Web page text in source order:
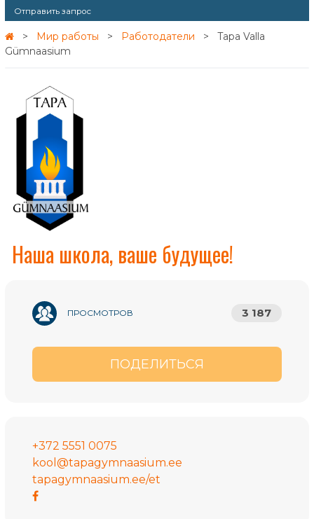
Отправить запрос
Мир работы Работодатели
Tapa Valla
Gümnaasium
Наша школа, ваше будущее!
ПРОСМОТРОВ 3 187
ПОДЕЛИТЬСЯ
+372 5551 0075
kool@tapagymnaasium.ee
tapagymnaasium.ee/et